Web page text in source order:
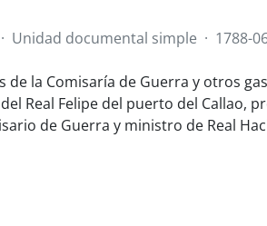
· Unidad documental simple · 1788-
de la Comisaría de Guerra y otros
Real Felipe del puerto del Callao,
de Guerra y ministro de Real